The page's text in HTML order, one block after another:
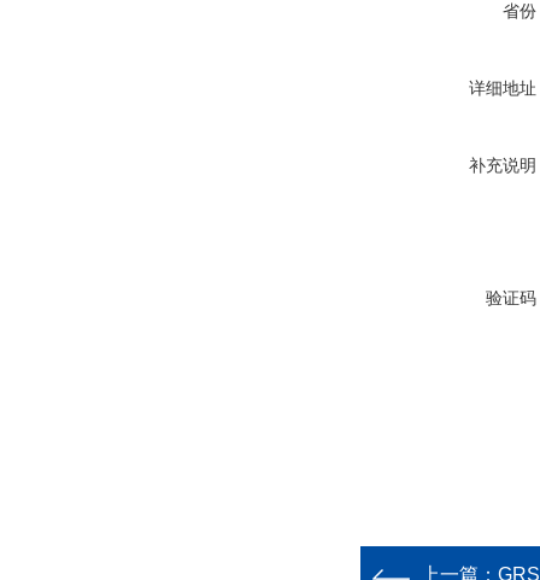
省份
详细地址
补充说明
验证码
上一篇：